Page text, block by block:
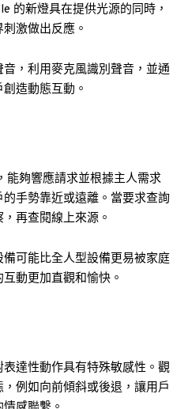
的新燈具在提供光源的同時，
激做出反應。
，利用麥克風識別聲音，並通
造動態互動。
，能夠響應請求並根據主人需求
手勢靠近或遠離。當要求查詢
再查閱線上來源。
可能比全人型設備更易被家庭
動更加直觀和愉快。
達性動作具有特殊敏感性。觀
例如向前傾斜或後退，讓用戶